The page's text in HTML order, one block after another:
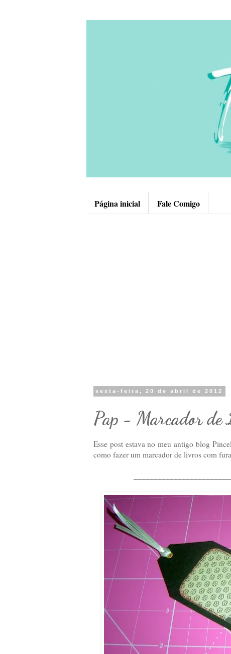
Página inicial Fale Comigo
sexta-feira, 20 de abril de 2012
Pap - Marcador de
Esse post estava no meu antigo blog
como fazer um marcador de livros com